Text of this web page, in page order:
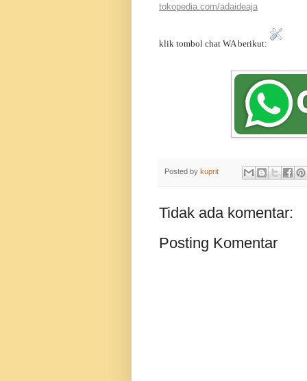
tokopedia.com/adaideaja
klik tombol chat WA berikut:
Posted by kuprit
Tidak ada komentar:
Posting Komentar